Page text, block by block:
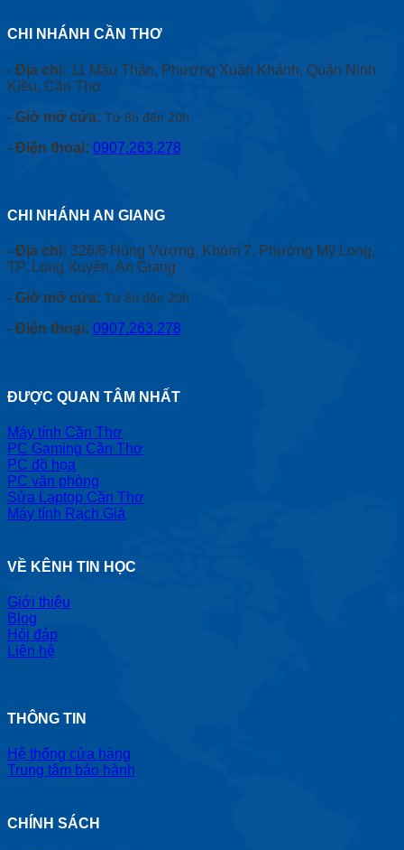
CHI NHÁNH CẦN THƠ
- Địa chỉ: 11 Mậu Thân, Phường Xuân Khánh, Quận Ninh
Kiều, Cần Thơ
- Giờ mở cửa: Từ 8h đến 20h
- Điện thoại: 0907.263.278
CHI NHÁNH AN GIANG
- Địa chỉ: 326/6 Hùng Vương, Khóm 7, Phường Mỹ Long,
TP. Long Xuyên, An Giang
- Giờ mở cửa: Từ 8h đến 20h
- Điện thoại: 0907.263.278
ĐƯỢC QUAN TÂM NHẤT
Máy tính Cần Thơ
PC Gaming Cần Thơ
PC đồ họa
PC văn phòng
Sửa Laptop Cần Thơ
Máy tính Rạch Giá
VỀ KÊNH TIN HỌC
Giới thiệu
Blog
Hỏi đáp
Liên hệ
THÔNG TIN
Hệ thống cửa hàng
Trung tâm bảo hành
CHÍNH SÁCH